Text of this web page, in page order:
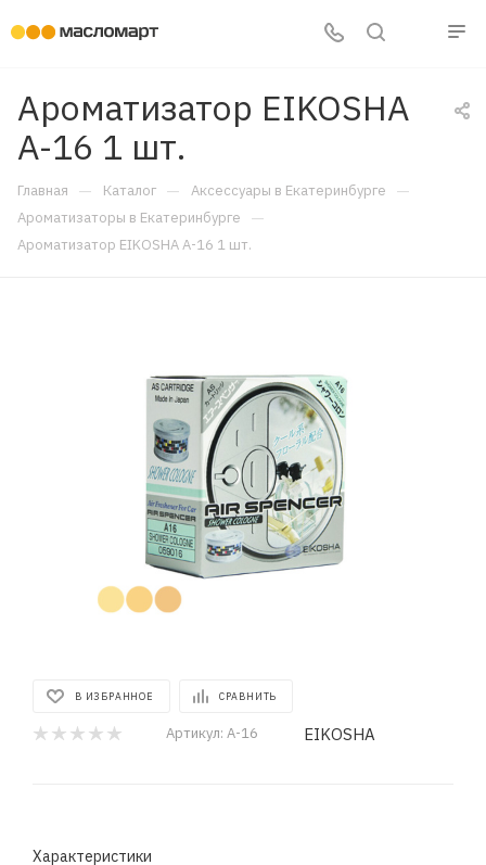
Ароматизатор EIKOSHA
A-16 1 шт.
Главная — Каталог — Аксессуары в Екатеринбурге —
Ароматизаторы в Екатеринбурге —
Ароматизатор EIKOSHA A-16 1 шт.
В ИЗБРАННОЕ СРАВНИТЬ
Артикул: A-16 EIKOSHA
Характеристики